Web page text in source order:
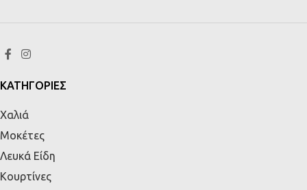
ΚΑΤΗΓΟΡΙΕΣ
Χαλιά
Μοκέτες
Λευκά Είδη
Κουρτίνες